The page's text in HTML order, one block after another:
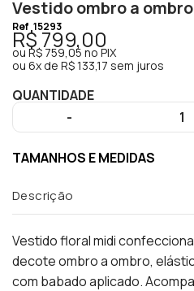
Vestido ombro a
Ref 15293
R$ 799,00
ou R$ 759,05 no PIX
ou 6x de R$ 133,17 sem juros
QUANTIDADE
-
1
TAMANHOS E MEDIDAS
Descrição
Vestido floral midi
decote ombro a ombro,
com babado aplicado.